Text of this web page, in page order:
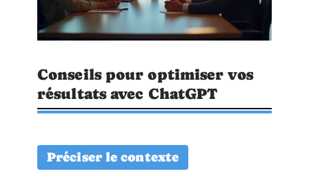
Conseils pour optimiser vos
résultats avec ChatGPT
Préciser le contexte